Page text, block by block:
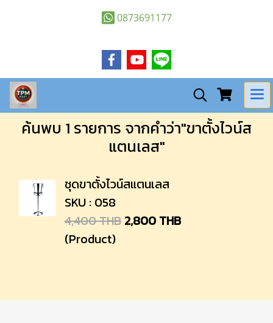
0873691177
ค้นพบ 1 รายการ จากคำว่า"ขาตั้งไวน์ส
แตนเลส"
ชุดขาตั้งไวน์สแตนเลส
SKU : 058
4,400 THB 2,800 THB
(Product)